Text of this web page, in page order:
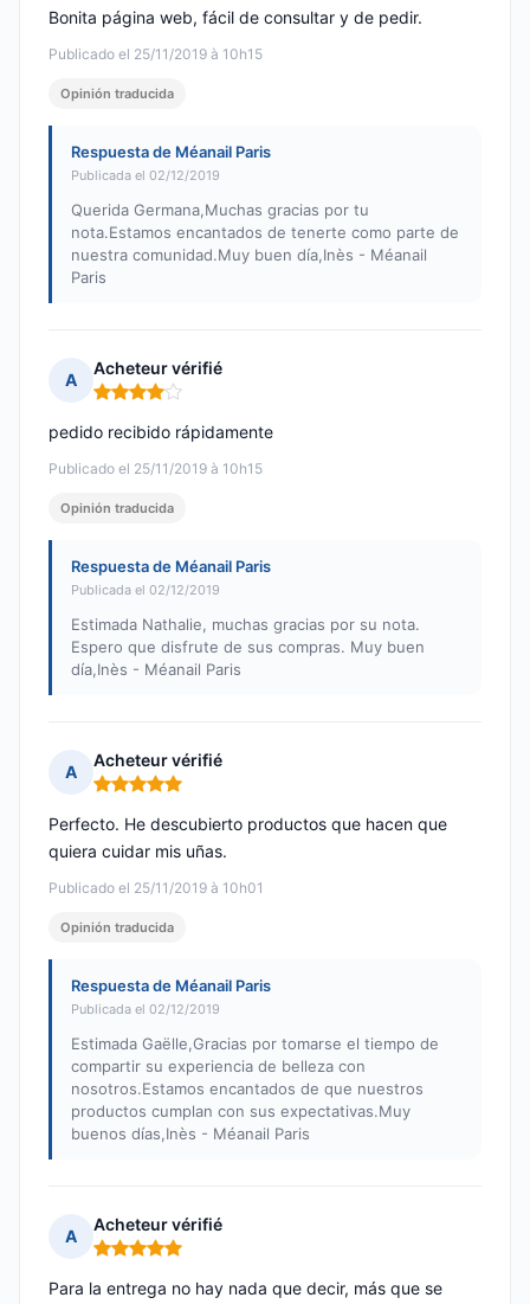
Publicado el 25/11/2019 à 10h15
Bonita página web, fácil de consultar y de pedir.
Opinión traducida
Respuesta de Méanail Paris
Publicada el 02/12/2019
Querida Germana,Muchas gracias por tu
nota.Estamos encantados de tenerte como parte de
nuestra comunidad.Muy buen día,Inès - Méanail
Paris
A
Acheteur vérifié
Nota: 4 de 5
Publicado el 25/11/2019 à 10h15
pedido recibido rápidamente
Opinión traducida
Respuesta de Méanail Paris
Publicada el 02/12/2019
Estimada Nathalie, muchas gracias por su nota.
Espero que disfrute de sus compras. Muy buen
día,Inès - Méanail Paris
A
Acheteur vérifié
Nota: 5 de 5
Publicado el 25/11/2019 à 10h01
Perfecto. He descubierto productos que hacen que
quiera cuidar mis uñas.
Opinión traducida
Respuesta de Méanail Paris
Publicada el 02/12/2019
Estimada Gaëlle,Gracias por tomarse el tiempo de
compartir su experiencia de belleza con
nosotros.Estamos encantados de que nuestros
productos cumplan con sus expectativas.Muy
buenos días,Inès - Méanail Paris
A
Acheteur vérifié
Nota: 5 de 5
Para la entrega no hay nada que decir, más que se